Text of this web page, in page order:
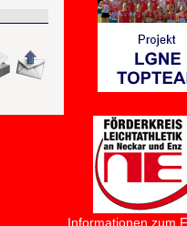
Informationen zum